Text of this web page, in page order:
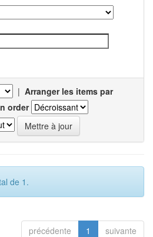
| Arranger les items par
order
de 1.
précédente 1 suivante